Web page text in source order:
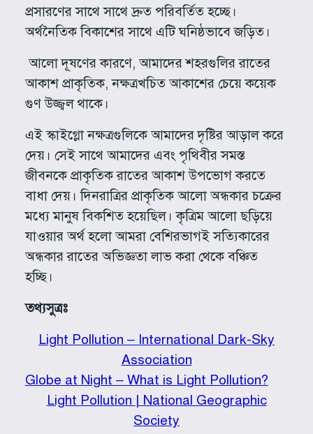
প্রসারণের সাথে সাথে দ্রুত পরিবর্তিত হচ্ছে।
অর্থনৈতিক বিকাশের সাথে এটি ঘনিষ্ঠভাবে জড়িত।
আলো দূষণের কারণে, আমাদের শহরগুলির রাতের
আকাশ প্রাকৃতিক, নক্ষত্রখচিত আকাশের চেয়ে কয়েক
গুণ উজ্জ্বল থাকে।
এই স্কাইগ্লো নক্ষত্রগুলিকে আমাদের দৃষ্টির আড়াল করে
দেয়। সেই সাথে আমাদের এবং পৃথিবীর সমস্ত
জীবনকে প্রাকৃতিক রাতের আকাশ উপভোগ করতে
বাধা দেয়। দিনরাত্রির প্রাকৃতিক আলো অন্ধকার চক্রের
মধ্যে মানুষ বিকশিত হয়েছিল। কৃত্রিম আলো ছড়িয়ে
যাওয়ার অর্থ হলো আমরা বেশিরভাগই সত্যিকারের
অন্ধকার রাতের অভিজ্ঞতা লাভ করা থেকে বঞ্চিত
হচ্ছি।
তথ্যসুত্রঃ
Light Pollution – International Dark-Sky
Association
Globe at Night – What is Light Pollution?
Light Pollution | National Geographic
Society